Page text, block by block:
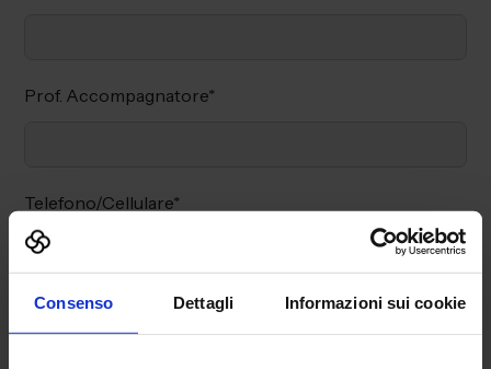
Consenso Dettagli Informazioni sui cookie
Prof. Accompagnatore*
Telefono/Cellulare*
Indirizzo*